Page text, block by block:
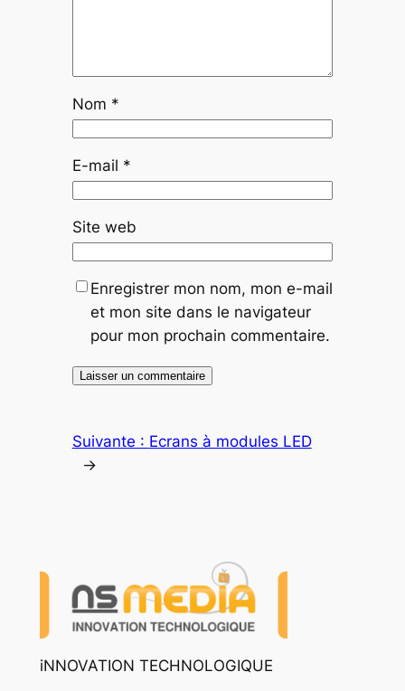
Nom *
E-mail *
Site web
Enregistrer mon nom, mon e-mail
et mon site dans le navigateur
pour mon prochain commentaire.
Suivante : Ecrans à modules LED
→
iNNOVATION TECHNOLOGIQUE